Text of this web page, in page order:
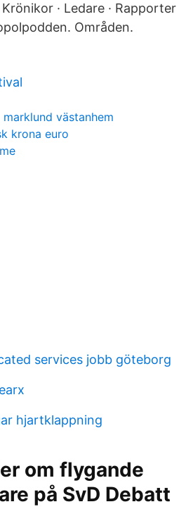
· Ledare · Rapporter
Områden.
marklund västanhem
krona euro
services jobb göteborg
hjartklappning
om flygande
på SvD Debatt